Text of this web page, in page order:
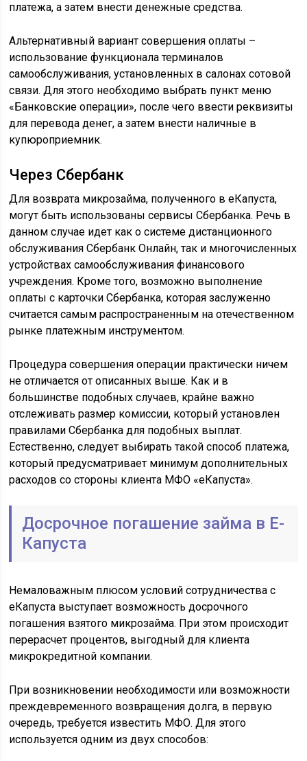
платежа, а затем внести денежные средства.
Альтернативный вариант совершения оплаты –
использование функционала терминалов
самообслуживания, установленных в салонах сотовой
связи. Для этого необходимо выбрать пункт меню
«Банковские операции», после чего ввести реквизиты
для перевода денег, а затем внести наличные в
купюроприемник.
Через Сбербанк
Для возврата микрозайма, полученного в еКапуста,
могут быть использованы сервисы Сбербанка. Речь в
данном случае идет как о системе дистанционного
обслуживания Сбербанк Онлайн, так и многочисленных
устройствах самообслуживания финансового
учреждения. Кроме того, возможно выполнение
оплаты с карточки Сбербанка, которая заслуженно
считается самым распространенным на отечественном
рынке платежным инструментом.
Процедура совершения операции практически ничем
не отличается от описанных выше. Как и в
большинстве подобных случаев, крайне важно
отслеживать размер комиссии, который установлен
правилами Сбербанка для подобных выплат.
Естественно, следует выбирать такой способ платежа,
который предусматривает минимум дополнительных
расходов со стороны клиента МФО «еКапуста».
Досрочное погашение займа в Е-
Капуста
Немаловажным плюсом условий сотрудничества с
еКапуста выступает возможность досрочного
погашения взятого микрозайма. При этом происходит
перерасчет процентов, выгодный для клиента
микрокредитной компании.
При возникновении необходимости или возможности
преждевременного возвращения долга, в первую
очередь, требуется известить МФО. Для этого
используется одним из двух способов: